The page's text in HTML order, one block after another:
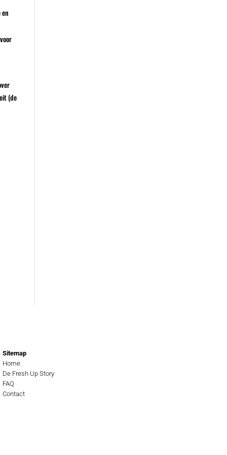
(de
Sitemap
Home
De Fresh Up Story
FAQ
Contact